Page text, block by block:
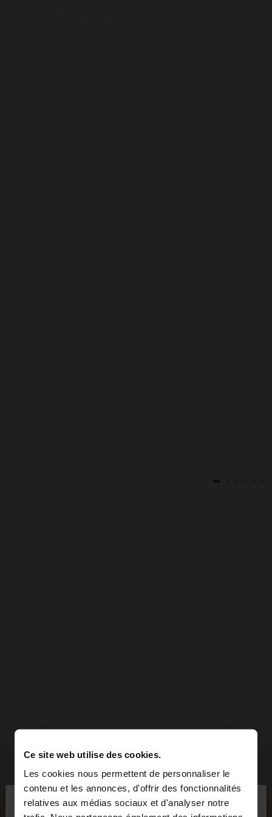
Ce site web utilise des cookies.
Les cookies nous permettent de personnaliser le
contenu et les annonces, d'offrir des fonctionnalités
relatives aux médias sociaux et d'analyser notre
bonjour ×